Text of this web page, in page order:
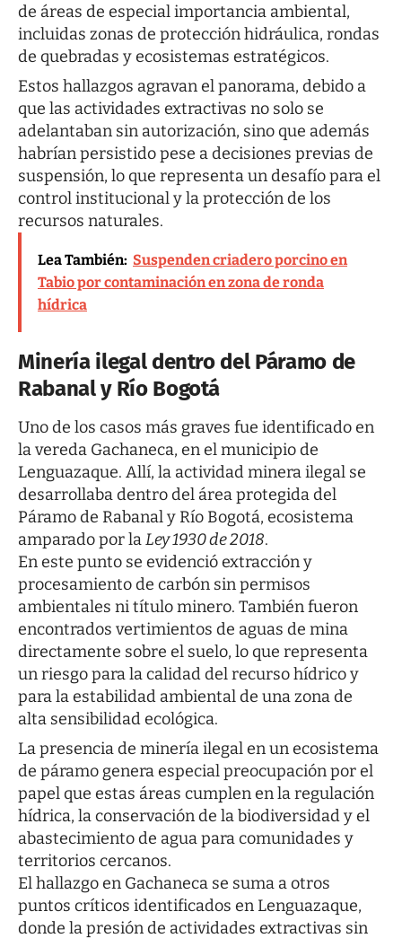
de áreas de especial importancia ambiental,
incluidas zonas de protección hidráulica, rondas
de quebradas y ecosistemas estratégicos.
Estos hallazgos agravan el panorama, debido a
que las actividades extractivas no solo se
adelantaban sin autorización, sino que además
habrían persistido pese a decisiones previas de
suspensión, lo que representa un desafío para el
control institucional y la protección de los
recursos naturales.
Lea También: Suspenden criadero porcino en
Tabio por contaminación en zona de ronda
hídrica
Minería ilegal dentro del Páramo de
Rabanal y Río Bogotá
Uno de los casos más graves fue identificado en
la vereda Gachaneca, en el municipio de
Lenguazaque. Allí, la actividad minera ilegal se
desarrollaba dentro del área protegida del
Páramo de Rabanal y Río Bogotá, ecosistema
amparado por laLey 1930 de 2018.
En este punto se evidenció extracción y
procesamiento de carbón sin permisos
ambientales ni título minero. También fueron
encontrados vertimientos de aguas de mina
directamente sobre el suelo, lo que representa
un riesgo para la calidad del recurso hídrico y
para la estabilidad ambiental de una zona de
alta sensibilidad ecológica.
La presencia de minería ilegal en un ecosistema
de páramo genera especial preocupación por el
papel que estas áreas cumplen en la regulación
hídrica, la conservación de la biodiversidad y el
abastecimiento de agua para comunidades y
territorios cercanos.
El hallazgo en Gachaneca se suma a otros
puntos críticos identificados en Lenguazaque,
donde la presión de actividades extractivas sin